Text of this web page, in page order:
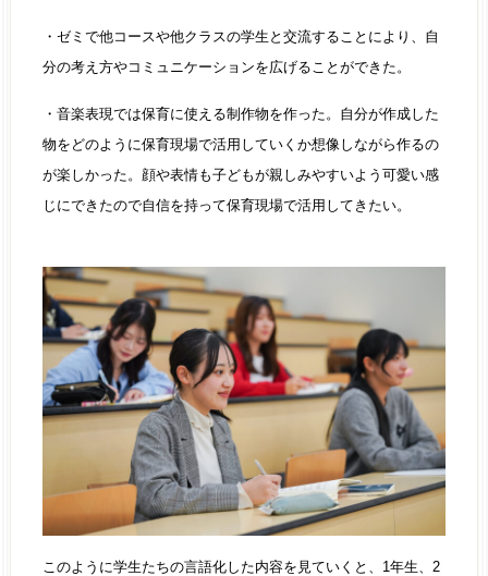
・ゼミで他コースや他クラスの学生と交流することにより、自
分の考え方やコミュニケーションを広げることができた。
・音楽表現では保育に使える制作物を作った。自分が作成した
物をどのように保育現場で活用していくか想像しながら作るの
が楽しかった。顔や表情も子どもが親しみやすいよう可愛い感
じにできたので自信を持って保育現場で活用してきたい。
このように学生たちの言語化した内容を見ていくと、1年生、2